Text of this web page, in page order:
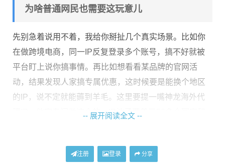
为啥普通网民也需要这玩意儿
先别急着说用不着，我给你掰扯几个真实场景。比如你
在做跨境电商，同一IP反复登录多个账号，搞不好就被
平台盯上说你搞事情。再比如想看看某品牌的官网活
动，结果发现人家搞专属优惠，这时候要是能换个地区
的IP，说不定就能薅到羊毛。这里要提一嘴神龙海外代
理IP，他家专门做这个的，IP池子覆盖了50多个国家和
普通访问
使用代理
容易关联封号 独立IP隔离风险
-- 展开阅读全文 --
注册 登录 分享